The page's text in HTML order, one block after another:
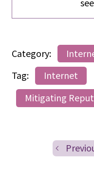
Category:
Tag:
Internet
Mitigating